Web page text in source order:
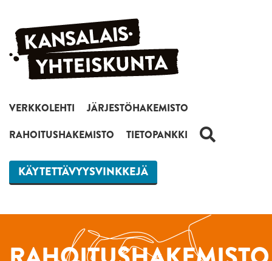
Siirry sisältöön
VERKKOLEHTI
JÄRJESTÖHAKEMISTO
RAHOITUSHAKEMISTO
TIETOPANKKI HAKU
KÄYTETTÄVYYSVINKKEJÄ